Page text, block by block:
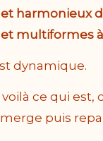
harmonieux
multiformes à
dynamique.
ce qui est,
puis